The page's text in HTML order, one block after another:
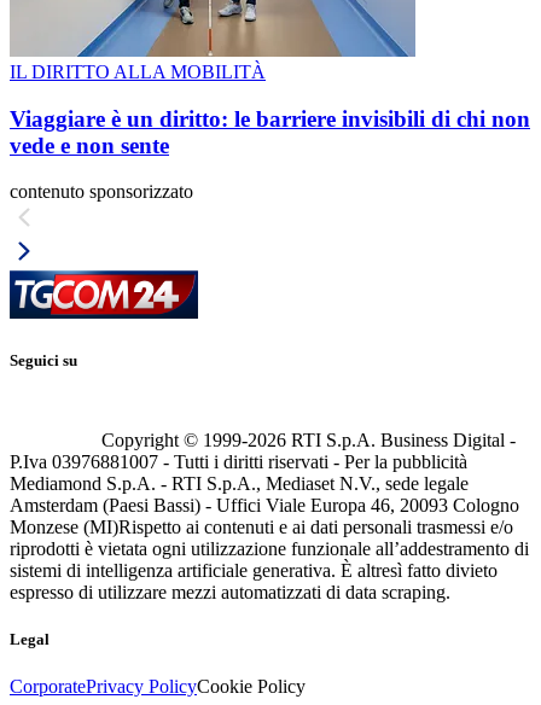
IL DIRITTO ALLA MOBILITÀ
Viaggiare è un diritto: le barriere invisibili di chi non
vede e non sente
contenuto sponsorizzato
Seguici su
Copyright © 1999-2026 RTI S.p.A. Business Digital -
P.Iva 03976881007 - Tutti i diritti riservati - Per la pubblicità
Mediamond S.p.A. - RTI S.p.A., Mediaset N.V., sede legale
Amsterdam (Paesi Bassi) - Uffici Viale Europa 46, 20093 Cologno
Monzese (MI)Rispetto ai contenuti e ai dati personali trasmessi e/o
riprodotti è vietata ogni utilizzazione funzionale all’addestramento di
sistemi di intelligenza artificiale generativa. È altresì fatto divieto
espresso di utilizzare mezzi automatizzati di data scraping.
Legal
CorporatePrivacy PolicyCookie Policy